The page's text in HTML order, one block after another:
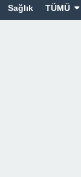
Sağlık TÜMÜ